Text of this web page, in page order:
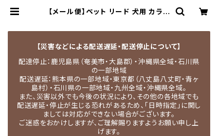
【メール便】ペット リード 犬用 カラフ
服・ドッグウェア
【災害などによる配送遅延・配送停止について】
配達停止：鹿児島県（奄美市・大島郡）・沖縄県全域・石川県
の一部地域
配送遅延：熊本県の一部地域・東京都（八丈島八丈町・青ヶ
島村）・石川県の一部地域・九州全域・沖縄県全域。
また、災害以外でも今後の状況により、その他の各地域でも
配送遅延・停止が生じる恐れがあるため、「日時指定」に関し
ましては対応ができない場合がございます。
ご迷惑をおかけしますが、ご理解賜りますようお願い申し上
げます。